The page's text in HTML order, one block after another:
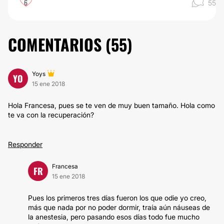
6 55
COMENTARIOS (55)
YO
Yoys
15 ene 2018
Hola Francesa, pues se te ven de muy buen tamaño. Hola como
te va con la recuperación?
Responder
FR
Francesa
15 ene 2018
Pues los primeros tres días fueron los que odie yo creo,
más que nada por no poder dormir, traía aún náuseas de
la anestesia, pero pasando esos días todo fue mucho